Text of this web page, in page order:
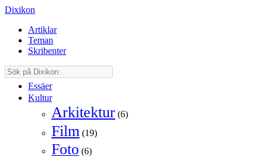
Dixikon
Artiklar
Teman
Skribenter
Essäer
Kultur
Arkitektur (6)
Film (19)
Foto (6)